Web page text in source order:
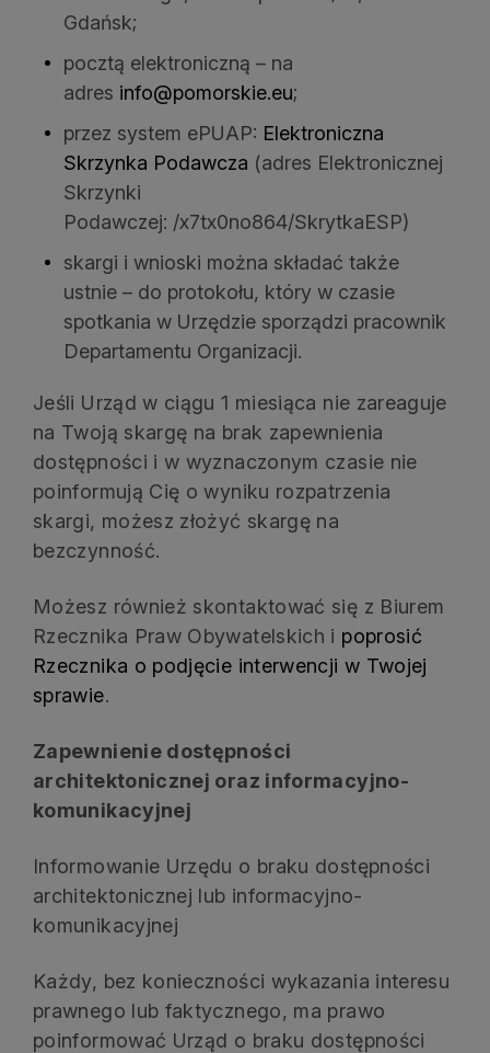
Gdańsk;
pocztą elektroniczną – na
adres info@pomorskie.eu;
przez system ePUAP: Elektroniczna
Skrzynka Podawcza (adres Elektronicznej
Skrzynki
Podawczej: /x7tx0no864/SkrytkaESP)
skargi i wnioski można składać także
ustnie – do protokołu, który w czasie
spotkania w Urzędzie sporządzi pracownik
Departamentu Organizacji.
Jeśli Urząd w ciągu 1 miesiąca nie zareaguje
na Twoją skargę na brak zapewnienia
dostępności i w wyznaczonym czasie nie
poinformują Cię o wyniku rozpatrzenia
skargi, możesz złożyć skargę na
bezczynność.
Możesz również skontaktować się z Biurem
Rzecznika Praw Obywatelskich i poprosić
Rzecznika o podjęcie interwencji w Twojej
sprawie.
Zapewnienie dostępności
architektonicznej oraz informacyjno-
komunikacyjnej
Informowanie Urzędu o braku dostępności
architektonicznej lub informacyjno-
komunikacyjnej
Każdy, bez konieczności wykazania interesu
prawnego lub faktycznego, ma prawo
poinformować Urząd o braku dostępności